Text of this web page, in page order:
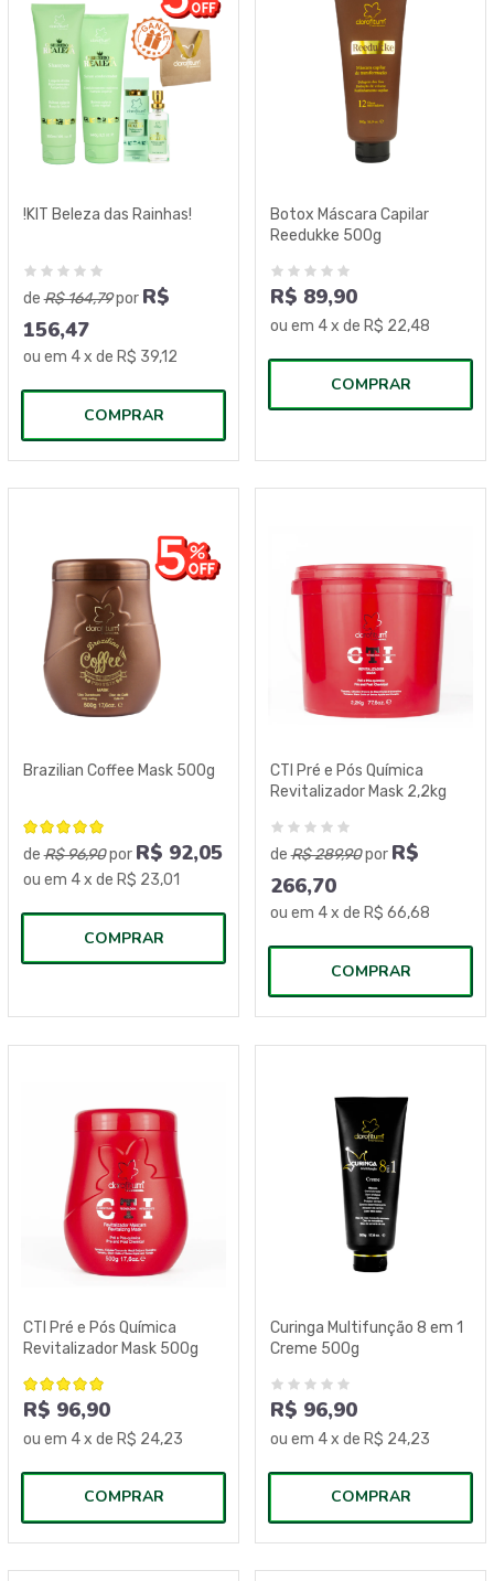
!KIT Beleza das Rainhas!
deR$ 164,79por R$
156,47
ou em 4x de R$ 39,12
COMPRAR
Botox Máscara Capilar
Reedukke 500g
R$ 89,90
ou em 4x de R$ 22,48
COMPRAR
Brazilian Coffee Mask 500g
deR$ 96,90por R$ 92,05
ou em 4x de R$ 23,01
COMPRAR
CTI Pré e Pós Química
Revitalizador Mask 2,2kg
deR$ 289,90por R$
266,70
ou em 4x de R$ 66,68
COMPRAR
CTI Pré e Pós Química
Revitalizador Mask 500g
R$ 96,90
ou em 4x de R$ 24,23
COMPRAR
Curinga Multifunção 8 em 1
Creme 500g
R$ 96,90
ou em 4x de R$ 24,23
COMPRAR